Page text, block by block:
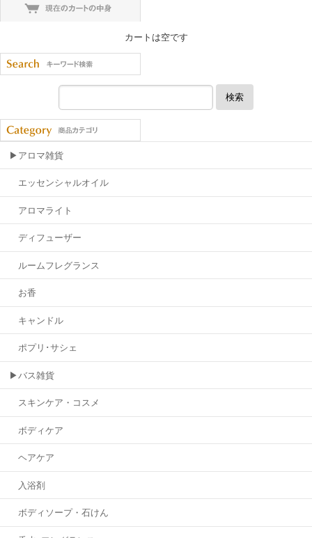
カートは空です
検索
▶アロマ雑貨
エッセンシャルオイル
アロマライト
ディフューザー
ルームフレグランス
お香
キャンドル
ポプリ･サシェ
▶バス雑貨
スキンケア・コスメ
ボディケア
ヘアケア
入浴剤
ボディソープ・石けん